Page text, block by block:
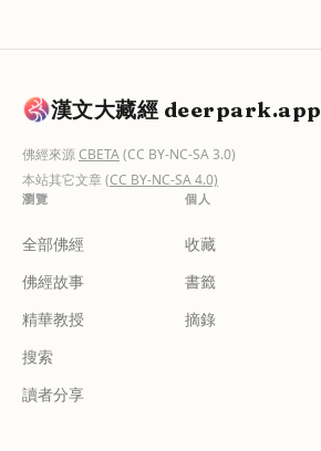
漢文大藏經 deerpark.app
佛經來源CBETA(CC BY-NC-SA 3.0)
本站其它文章(CC BY-NC-SA 4.0)
瀏覽
全部佛經
佛經故事
精華教授
搜索
讀者分享
個人
收藏
書籤
摘錄